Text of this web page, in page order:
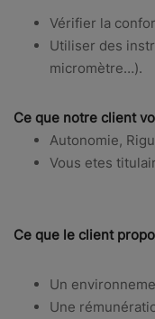
Vérifier la
Utiliser des
micromètre…).
Ce que notre client
Autonomie,
Vous etes
Ce que le client
Un
Une